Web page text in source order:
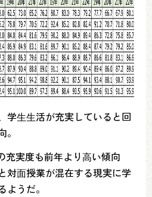
学⽣⽣活が充実していると回
充実度も前年より⾼い傾向
対⾯授業が混在する現実に学
うだ。